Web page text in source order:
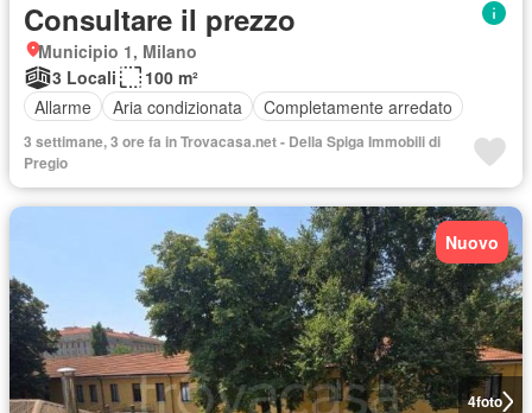
Consultare il prezzo
Municipio 1, Milano
3 Locali
100 m²
Allarme
Aria condizionata Completamente arredato
3 settimane, 3 ore fa in Trovacasa.net - Della Spiga Immobili di
Pregio
4foto
Nuovo